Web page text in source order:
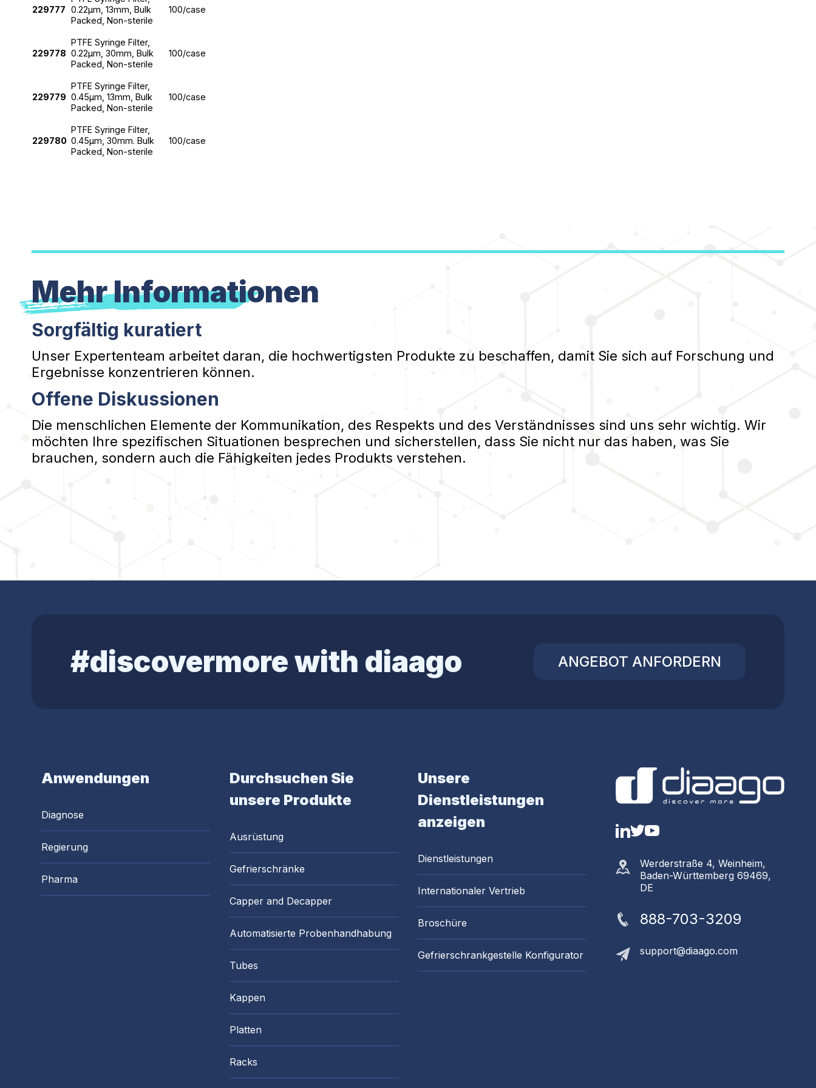
229777 0.22μm, 13mm, Bulk
Packed, Non-sterile
100/case
229778
PTFE Syringe Filter,
0.22μm, 30mm, Bulk
Packed, Non-sterile
100/case
229779
PTFE Syringe Filter,
0.45μm, 13mm, Bulk
Packed, Non-sterile
100/case
229780
PTFE Syringe Filter,
0.45μm, 30mm. Bulk
Packed, Non-sterile
100/case
Mehr Informationen
Sorgfältig kuratiert
Unser Expertenteam arbeitet daran, die hochwertigsten Produkte zu beschaffen, damit Sie sich auf Forschung und
Ergebnisse konzentrieren können.
Offene Diskussionen
Die menschlichen Elemente der Kommunikation, des Respekts und des Verständnisses sind uns sehr wichtig. Wir
möchten Ihre spezifischen Situationen besprechen und sicherstellen, dass Sie nicht nur das haben, was Sie
brauchen, sondern auch die Fähigkeiten jedes Produkts verstehen.
#discovermore with diaago ANGEBOT ANFORDERN
Anwendungen
Diagnose
Regierung
Pharma
Durchsuchen Sie
unsere Produkte
Ausrüstung
Gefrierschränke
Capper and Decapper
Automatisierte Probenhandhabung
Tubes
Kappen
Platten
Racks
Unsere
Dienstleistungen
anzeigen
Dienstleistungen
Internationaler Vertrieb
Broschüre
Gefrierschrankgestelle Konfigurator
LinkedIn
Twitter
YouTube
Werderstraße 4, Weinheim,
Baden-Württemberg 69469,
DE
888-703-3209
support@diaago.com